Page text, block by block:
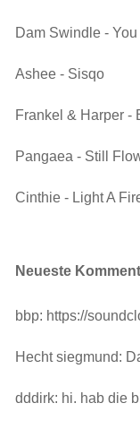
Dam Swindle - You
Ashee - Sisqo
Frankel & Harper -
Pangaea - Still
Cinthie - Light A
Neueste
bbp: https://
Hecht siegmund:
dddirk: hi. hab die